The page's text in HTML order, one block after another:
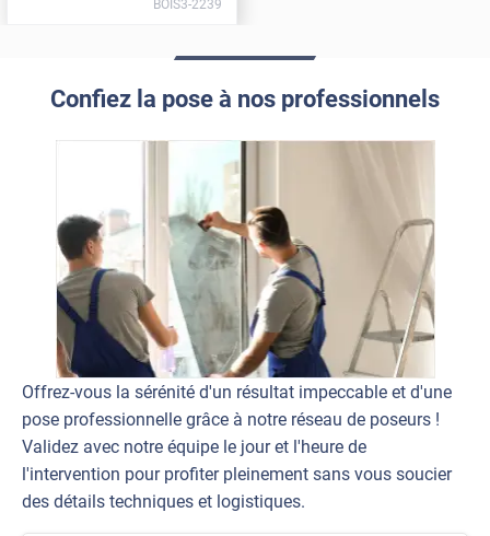
BOIS3-2239
Confiez la pose à nos professionnels
Offrez-vous la sérénité d'un résultat impeccable et d'une
pose professionnelle grâce à notre réseau de poseurs !
Validez avec notre équipe le jour et l'heure de
l'intervention pour profiter pleinement sans vous soucier
des détails techniques et logistiques.